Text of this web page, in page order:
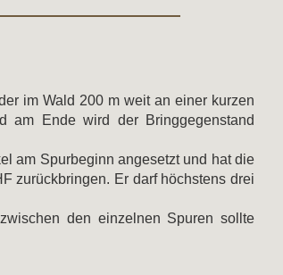
im Wald 200 m weit an einer kurzen
am Ende wird der Bringgegenstand
am Spurbeginn angesetzt und hat die
zurückbringen. Er darf höchstens drei
den einzelnen Spuren sollte